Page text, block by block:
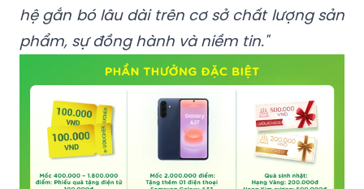
hệ gắn bó lâu dài trên cơ sở chất lượng sản
phẩm, sự đồng hành và niềm tin."